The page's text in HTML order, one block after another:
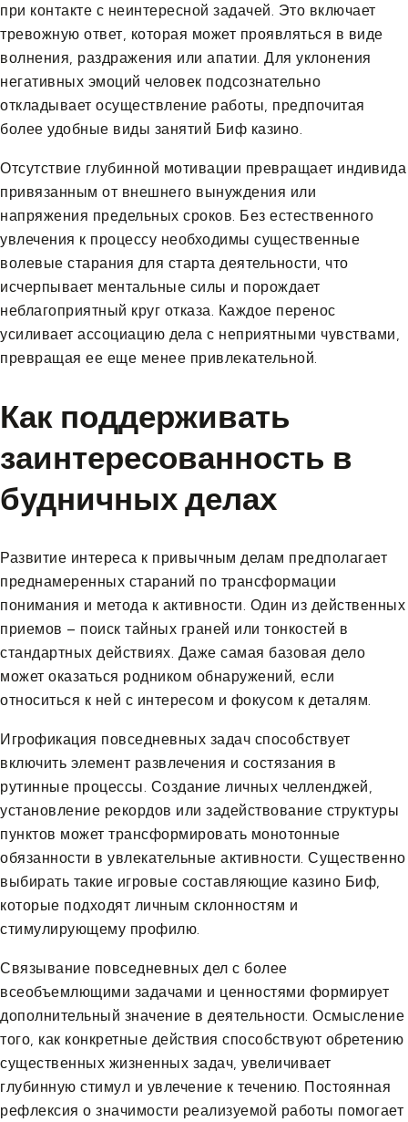
при контакте с неинтересной задачей. Это включает
тревожную ответ, которая может проявляться в виде
волнения, раздражения или апатии. Для уклонения
негативных эмоций человек подсознательно
откладывает осуществление работы, предпочитая
более удобные виды занятий Биф казино.
Отсутствие глубинной мотивации превращает индивида
привязанным от внешнего вынуждения или
напряжения предельных сроков. Без естественного
увлечения к процессу необходимы существенные
волевые старания для старта деятельности, что
исчерпывает ментальные силы и порождает
неблагоприятный круг отказа. Каждое перенос
усиливает ассоциацию дела с неприятными чувствами,
превращая ее еще менее привлекательной.
Как поддерживать
заинтересованность в
будничных делах
Развитие интереса к привычным делам предполагает
преднамеренных стараний по трансформации
понимания и метода к активности. Один из действенных
приемов – поиск тайных граней или тонкостей в
стандартных действиях. Даже самая базовая дело
может оказаться родником обнаружений, если
относиться к ней с интересом и фокусом к деталям.
Игрофикация повседневных задач способствует
включить элемент развлечения и состязания в
рутинные процессы. Создание личных челленджей,
установление рекордов или задействование структуры
пунктов может трансформировать монотонные
обязанности в увлекательные активности. Существенно
выбирать такие игровые составляющие казино Биф,
которые подходят личным склонностям и
стимулирующему профилю.
Связывание повседневных дел с более
всеобъемлющими задачами и ценностями формирует
дополнительный значение в деятельности. Осмысление
того, как конкретные действия способствуют обретению
существенных жизненных задач, увеличивает
глубинную стимул и увлечение к течению. Постоянная
рефлексия о значимости реализуемой работы помогает